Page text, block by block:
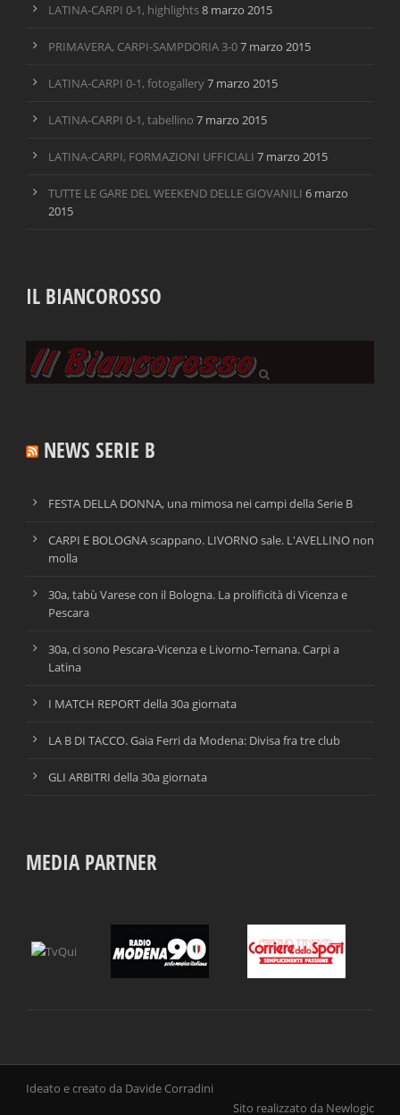
LATINA-CARPI 0-1, highlights8 marzo 2015
PRIMAVERA, CARPI-SAMPDORIA 3-07 marzo 2015
LATINA-CARPI 0-1, fotogallery7 marzo 2015
LATINA-CARPI 0-1, tabellino 7 marzo 2015
LATINA-CARPI, FORMAZIONI UFFICIALI 7 marzo 2015
TUTTE LE GARE DEL WEEKEND DELLE GIOVANILI 6 marzo
2015
IL BIANCOROSSO
NEWS SERIE B
FESTA DELLA DONNA, una mimosa nei campi della Serie B
CARPI E BOLOGNA scappano. LIVORNO sale. L'AVELLINO non
molla
30a, tabù Varese con il Bologna. La prolificità di Vicenza e
Pescara
30a, ci sono Pescara-Vicenza e Livorno-Ternana. Carpi a
Latina
I MATCH REPORT della 30a giornata
LA B DI TACCO. Gaia Ferri da Modena: Divisa fra tre club
GLI ARBITRI della 30a giornata
MEDIA PARTNER
Ideato e creato da Davide Corradini
Sito realizzato da Newlogic